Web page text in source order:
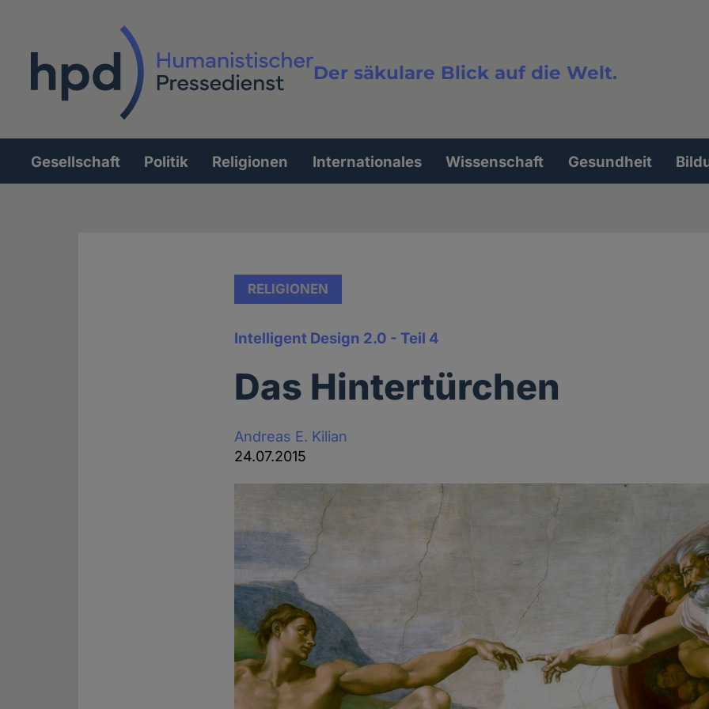
Der säkulare Blick auf die Welt.
Volltextsuche
Hauptnavigation
Gesellschaft Politik Religionen Internationales Wissenschaft Gesundheit
RELIGIONEN
Intelligent Design 2.0 - Teil 4
Das Hintertürchen
Andreas E. Kilian
24.07.2015